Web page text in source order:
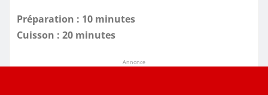
Préparation : 10 minutes
Cuisson : 20 minutes
Annonce